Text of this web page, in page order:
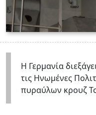
Η Γερμανία
τις Ηνωμένες
πυραύλων κρουζ